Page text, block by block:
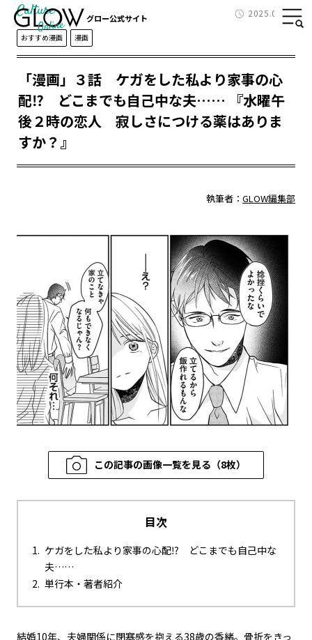
グロー公式サイト 2025.08.16
Culture
おすすめ漫画 漫画
「漫画」３話 ケガをした私より家事の心
配⁉ どこまでも自己中な夫…… 『水曜午
後２時の恋人 寂しさにつける薬はありま
すか？』
執筆者：GLOW編集部
この記事の画像一覧を見る（8枚）
目次
ケガをした私より家事の心配⁉ どこまでも自己中な
夫……
単行本・著者紹介
結婚10年、夫婦関係に閉塞感を抱える38歳の香緒。骨折をきっ